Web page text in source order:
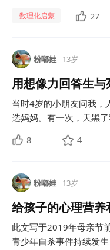
数理化启蒙 27
粉嘟娃 13岁
用想像力回答生与
当时4岁的小朋友问我，
选妈妈。有一次，天黑
8
4
粉嘟娃 13岁
给孩子的心理营
此文写于2019年母亲节
青少年自杀事件持续发